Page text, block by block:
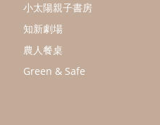
小太陽親子書房
知新劇場
農人餐桌
Green & Safe